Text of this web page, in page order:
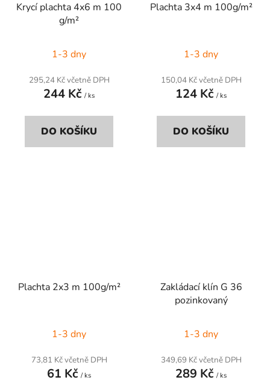
Krycí plachta 4x6 m 100
g/m²
1-3 dny
295,24 Kč včetně DPH
244 Kč / ks
DO KOŠÍKU
Plachta 3x4 m 100g/m²
1-3 dny
150,04 Kč včetně DPH
124 Kč / ks
DO KOŠÍKU
Plachta 2x3 m 100g/m²
1-3 dny
73,81 Kč včetně DPH
61 Kč / ks
Zakládací klín G 36
pozinkovaný
1-3 dny
349,69 Kč včetně DPH
289 Kč / ks